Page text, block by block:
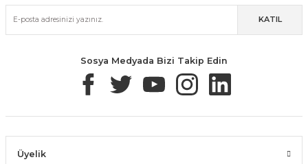
Güvenli Paketleme Taksit / Havale İle Alışveriş Kolay İade & Değişim
KATIL
Sosya Medyada Bizi Takip Edin
Üyelik